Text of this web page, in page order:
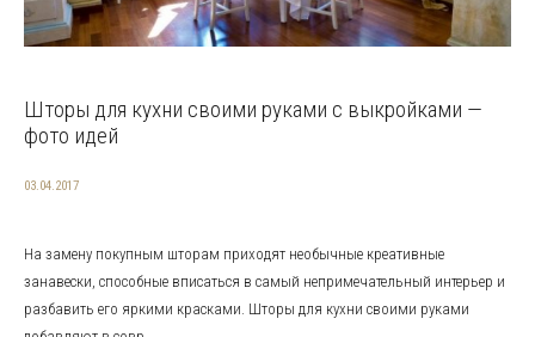
Шторы для кухни своими руками с выкройками —
фото идей
03.04.2017
На замену покупным шторам приходят необычные креативные
занавески, способные вписаться в самый непримечательный интерьер и
разбавить его яркими красками. Шторы для кухни своими руками